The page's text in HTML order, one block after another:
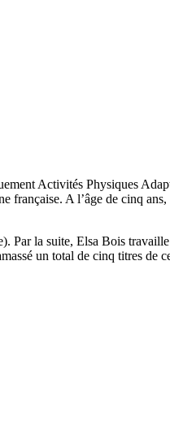
Activités Physiques
française. A l’âge de cinq
la suite, Elsa Bois
un total de cinq titres